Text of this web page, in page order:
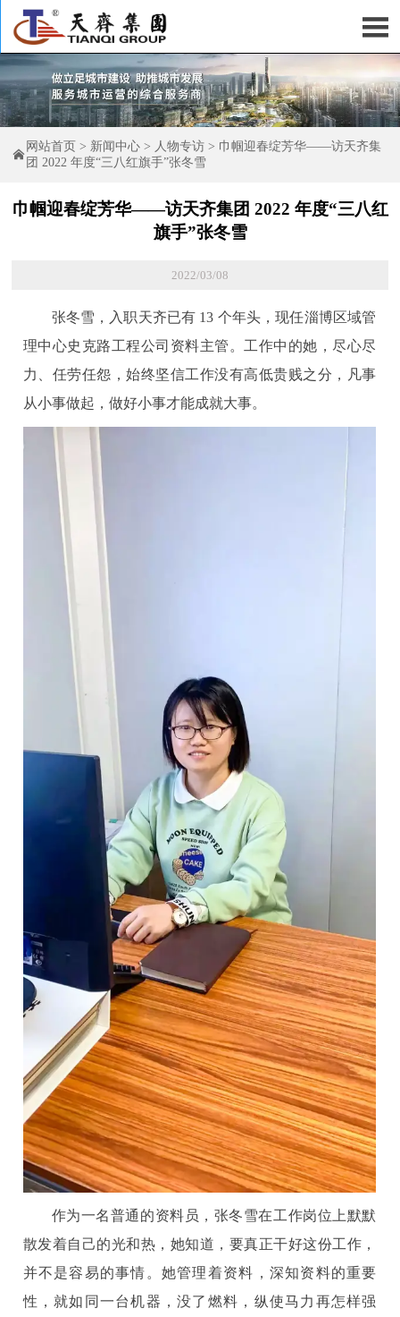


网站首页 > 新闻中心 > 人物专访 > 巾帼迎春绽芳华——访天齐集
团 2022 年度“三八红旗手”张冬雪
巾帼迎春绽芳华——访天齐集团 2022 年度“三八红
旗手”张冬雪
2022/03/08
张冬雪，入职天齐已有 13 个年头，现任淄博区域管
理中心史克路工程公司资料主管。工作中的她，尽心尽
力、任劳任怨，始终坚信工作没有高低贵贱之分，凡事
从小事做起，做好小事才能成就大事。
作为一名普通的资料员，张冬雪在工作岗位上默默
散发着自己的光和热，她知道，要真正干好这份工作，
并不是容易的事情。她管理着资料，深知资料的重要
性，就如同一台机器，没了燃料，纵使马力再怎样强